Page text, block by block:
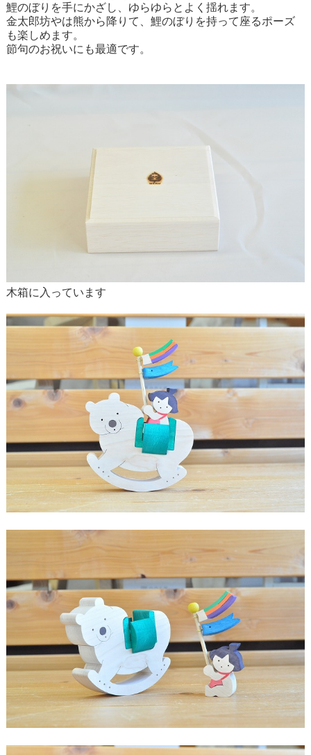
鯉のぼりを手にかざし、ゆらゆらとよく揺れます。
金太郎坊やは熊から降りて、鯉のぼりを持って座るポーズ
も楽しめます。
節句のお祝いにも最適です。
木箱に入っています